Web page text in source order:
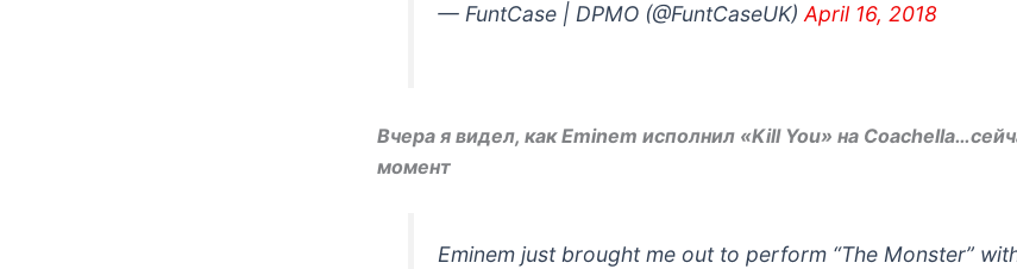
— FuntCase | DPMO (@FuntCaseUK)April 16, 2018
Вчера я видел, как Eminem исполнил «Kill You» на
момент
Eminem just brought me out to perform “The Monster”